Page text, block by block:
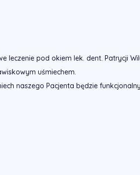
leczenie pod okiem lek. dent. Patrycji
uśmiechem.
naszego Pacjenta będzie